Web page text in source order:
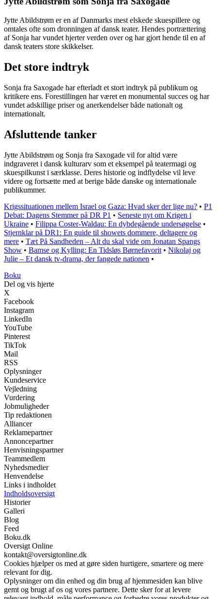
Jytte Abildstrøm er en af Danmarks mest elskede skuespillere og
omtales ofte som dronningen af dansk teater. Hendes portrættering
af Sonja har vundet hjerter verden over og har gjort hende til en af
dansk teaters store skikkelser.
Det store indtryk
Sonja fra Saxogade har efterladt et stort indtryk på publikum og
kritikere ens. Forestillingen har været en monumental succes og har
vundet adskillige priser og anerkendelser både nationalt og
internationalt.
Afsluttende tanker
Jytte Abildstrøm og Sonja fra Saxogade vil for altid være
indgraveret i dansk kulturarv som et eksempel på teatermagi og
skuespilkunst i særklasse. Deres historie og indflydelse vil leve
videre og fortsætte med at berige både danske og internationale
publikummer.
Krigssituationen mellem Israel og Gaza: Hvad sker der lige nu? • P1
Debat: Dagens Stemmer på DR P1 • Seneste nyt om Krigen i
Ukraine • Filippa Coster-Waldau: En dybdegående undersøgelse •
Stjernklar på DR1: En guide til showets dommere, deltagere og
mere • Tæt På Sandheden – Alt du skal vide om Jonatan Spangs
Show • Bamse og Kylling: En Tidsløs Børnefavorit • Nikolaj og
Julie – Et dansk tv-drama, der fangede nationen •
Boku
Del og vis hjerte
X
Facebook
Instagram
LinkedIn
YouTube
Pinterest
TikTok
Mail
RSS
Oplysninger
Kundeservice
Vejledning
Vurdering
Jobmuligheder
Tip redaktionen
Alliancer
Reklamepartner
Annoncepartner
Henvisningspartner
Teammedlem
Nyhedsmedier
Henvendelse
Links i indholdet
Indholdsoversigt
Historier
Galleri
Blog
Feed
Boku.dk
Oversigt Online
kontakt@oversigtonline.dk
Cookies hjælper os med at gøre siden hurtigere, smartere og mere
relevant for dig.
Oplysninger om din enhed og din brug af hjemmesiden kan blive
gemt og brugt af os og vores partnere. Dette sker for at levere